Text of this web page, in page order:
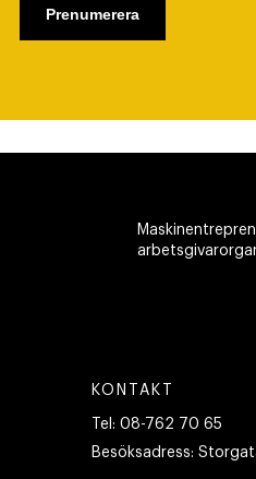
KONTAKT
Tel: 08-762 70 65
Besöksadress: